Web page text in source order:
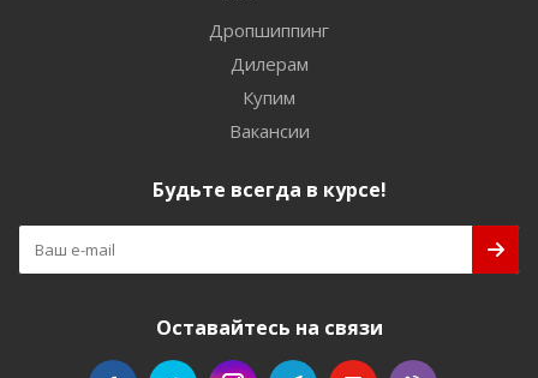
Дропшиппинг
Дилерам
Купим
Вакансии
Будьте всегда в курсе!
Оставайтесь на связи